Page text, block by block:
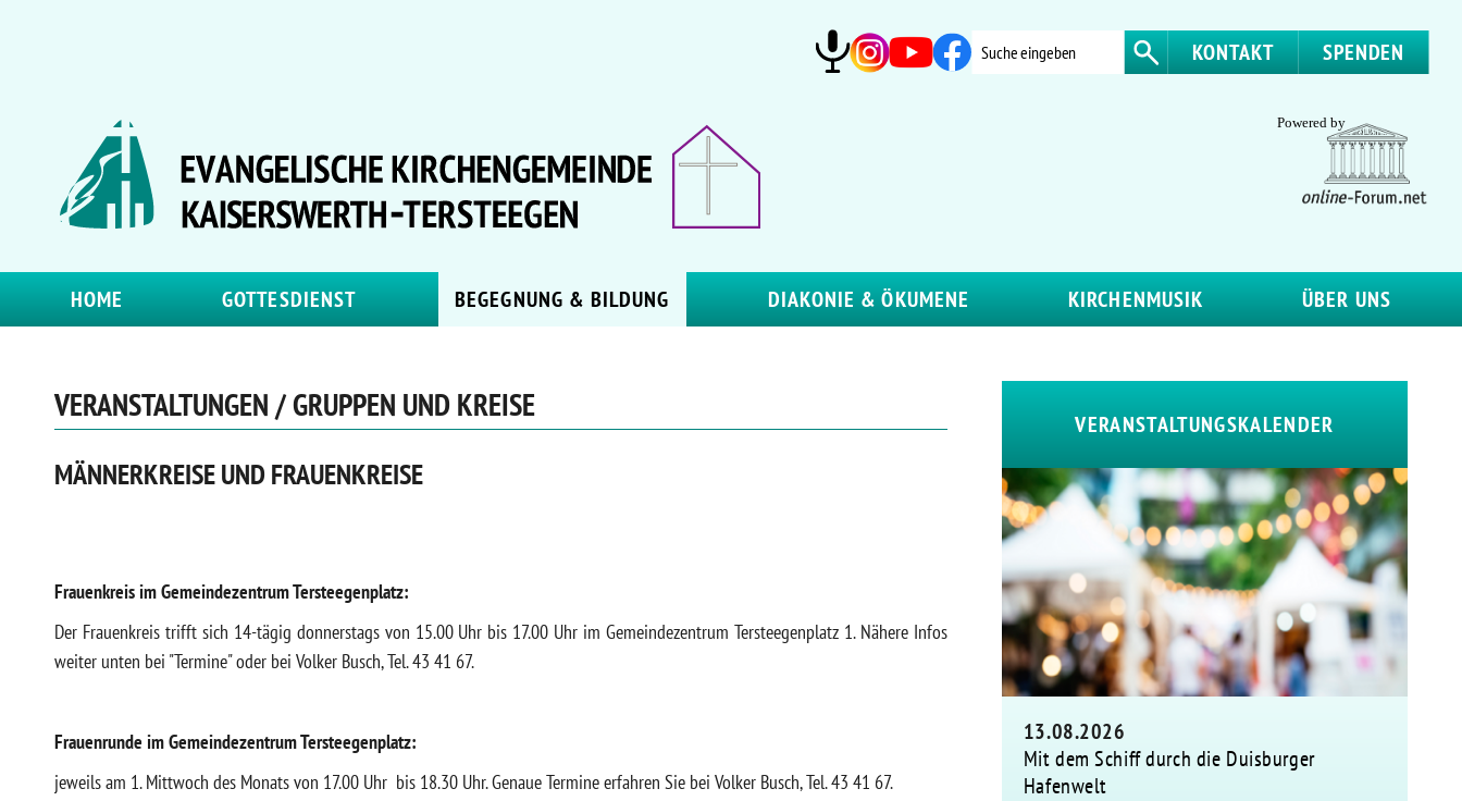
KONTAKT SPENDEN
HOME GOTTESDIENST BEGEGNUNG & BILDUNG DIAKONIE & ÖKUMENE KIRCHENMUSIK ÜBER UNS
VERANSTALTUNGEN / GRUPPEN UND KREISE
MÄNNERKREISE UND FRAUENKREISE
Frauenkreis im Gemeindezentrum Tersteegenplatz:
Der Frauenkreis trifft sich 14-tägig donnerstags von 15.00 Uhr bis 17.00 Uhr im Gemeindezentrum Tersteegenplatz 1. Nähere Infos
weiter unten bei "Termine" oder bei Volker Busch, Tel. 43 41 67.
Frauenrunde im Gemeindezentrum Tersteegenplatz:
jeweils am 1. Mittwoch des Monats von 17.00 Uhr bis 18.30 Uhr. Genaue Termine erfahren Sie bei Volker Busch, Tel. 43 41 67.
VERANSTALTUNGSKALENDER
13.08.2026
Mit dem Schiff durch die Duisburger
Hafenwelt